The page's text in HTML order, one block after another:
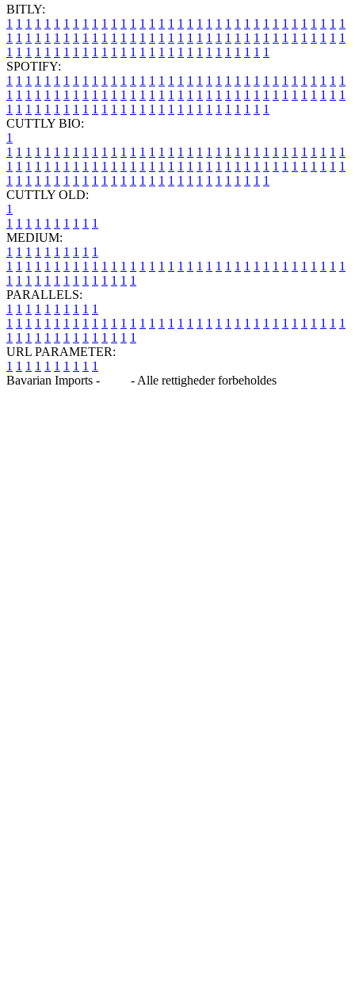
BITLY:
1 1 1 1 1 1 1 1 1 1 1 1 1 1 1 1 1 1 1 1 1 1 1 1 1 1 1 1 1 1 1 1 1 1 1 1
1 1 1 1 1 1 1 1 1 1 1 1 1 1 1 1 1 1 1 1 1 1 1 1 1 1 1 1 1 1 1 1 1 1 1 1
1 1 1 1 1 1 1 1 1 1 1 1 1 1 1 1 1 1 1 1 1 1 1 1 1 1 1 1
SPOTIFY:
1 1 1 1 1 1 1 1 1 1 1 1 1 1 1 1 1 1 1 1 1 1 1 1 1 1 1 1 1 1 1 1 1 1 1 1
1 1 1 1 1 1 1 1 1 1 1 1 1 1 1 1 1 1 1 1 1 1 1 1 1 1 1 1 1 1 1 1 1 1 1 1
1 1 1 1 1 1 1 1 1 1 1 1 1 1 1 1 1 1 1 1 1 1 1 1 1 1 1 1
CUTTLY BIO:
1
1 1 1 1 1 1 1 1 1 1 1 1 1 1 1 1 1 1 1 1 1 1 1 1 1 1 1 1 1 1 1 1 1 1 1 1
1 1 1 1 1 1 1 1 1 1 1 1 1 1 1 1 1 1 1 1 1 1 1 1 1 1 1 1 1 1 1 1 1 1 1 1
1 1 1 1 1 1 1 1 1 1 1 1 1 1 1 1 1 1 1 1 1 1 1 1 1 1 1 1
CUTTLY OLD:
1
1 1 1 1 1 1 1 1 1 1
MEDIUM:
1 1 1 1 1 1 1 1 1 1
1 1 1 1 1 1 1 1 1 1 1 1 1 1 1 1 1 1 1 1 1 1 1 1 1 1 1 1 1 1 1 1 1 1 1 1
1 1 1 1 1 1 1 1 1 1 1 1 1 1
PARALLELS:
1 1 1 1 1 1 1 1 1 1
1 1 1 1 1 1 1 1 1 1 1 1 1 1 1 1 1 1 1 1 1 1 1 1 1 1 1 1 1 1 1 1 1 1 1 1
1 1 1 1 1 1 1 1 1 1 1 1 1 1
URL PARAMETER:
1 1 1 1 1 1 1 1 1 1
Bavarian Imports -
- Alle rettigheder forbeholdes